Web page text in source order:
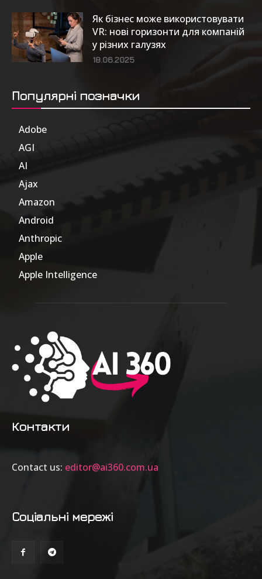
Як бізнес може використовувати
VR: нові горизонти для компаній
у різних галузях
18.06.2025
Популярні позначки
Adobe
AGI
AI
Ajax
Amazon
Android
Anthropic
Apple
Apple Intelligence
Контакти
Contact us: editor@ai360.com.ua
Соціальні мережі